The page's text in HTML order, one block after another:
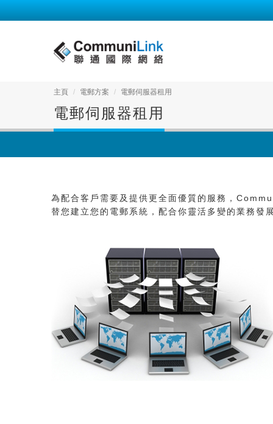
主頁 電郵方案 電郵伺服器租用
電郵伺服器租用
為配合客戶需要及提供更全面優質的服務，
替您建立您的電郵系統，配合你靈活多變的業務發